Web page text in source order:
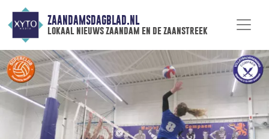
ZAANDAMSDAGBLAD.NL
lokaal nieuws zaandam en de zaanstreek